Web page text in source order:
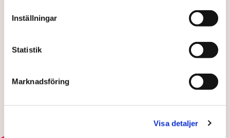
Inställningar
Statistik
Marknadsföring
Visa detaljer
LÄS ÄVEN
avvisa dem: ”Upptrappning på